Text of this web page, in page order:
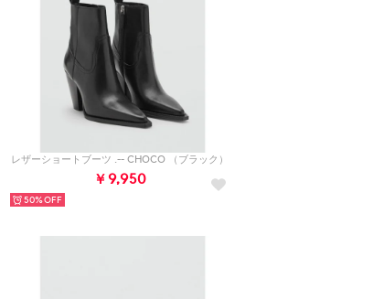
レザーショートブーツ .-- CHOCO （ブラック）
￥9,950
50%